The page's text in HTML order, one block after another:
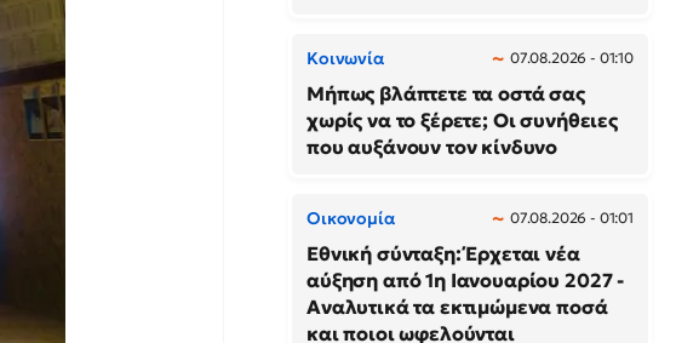
Κοινωνία 07.08.2026 - 01:10
Μήπως βλάπτετε τα οστά σας
χωρίς να το ξέρετε; Οι συνήθειες
που αυξάνουν τον κίνδυνο
Οικονομία 07.08.2026 - 01:01
Εθνική σύνταξη: Έρχεται νέα
αύξηση από 1η Ιανουαρίου 2027 -
Αναλυτικά τα εκτιμώμενα ποσά
και ποιοι ωφελούνται